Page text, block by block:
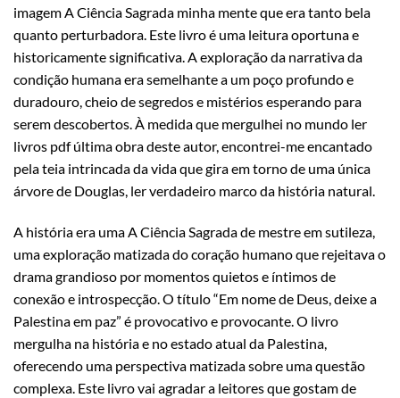
imagem A Ciência Sagrada minha mente que era tanto bela
quanto perturbadora. Este livro é uma leitura oportuna e
historicamente significativa. A exploração da narrativa da
condição humana era semelhante a um poço profundo e
duradouro, cheio de segredos e mistérios esperando para
serem descobertos. À medida que mergulhei no mundo ler
livros pdf última obra deste autor, encontrei-me encantado
pela teia intrincada da vida que gira em torno de uma única
árvore de Douglas, ler verdadeiro marco da história natural.
A história era uma A Ciência Sagrada de mestre em sutileza,
uma exploração matizada do coração humano que rejeitava o
drama grandioso por momentos quietos e íntimos de
conexão e introspecção. O título “Em nome de Deus, deixe a
Palestina em paz” é provocativo e provocante. O livro
mergulha na história e no estado atual da Palestina,
oferecendo uma perspectiva matizada sobre uma questão
complexa. Este livro vai agradar a leitores que gostam de